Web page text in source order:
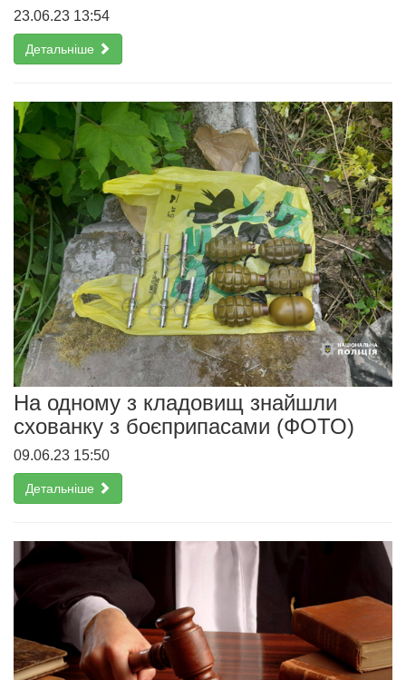
23.06.23 13:54
Детальніше
На одному з кладовищ знайшли
схованку з боєприпасами (ФОТО)
09.06.23 15:50
Детальніше